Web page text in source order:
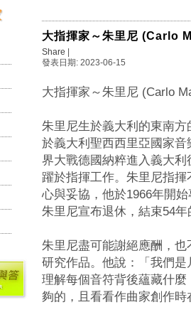
大指揮家～朱里尼 (Carlo
Share |
發表日期: 2023-06-15
大指揮家～朱里尼 (Carlo
朱里尼生於義大利的東南
於義大利聖西西里亞國家
界大戰德國納粹進入義大
躍於指揮工作。朱里尼指
心與妥協，他於1966年開
朱里尼宣布退休，結束54
朱里尼盡可能謝絕應酬，
研究作品。他說：「我們
理解每個音符背後蘊藏什
夠的，且看看作曲家創作